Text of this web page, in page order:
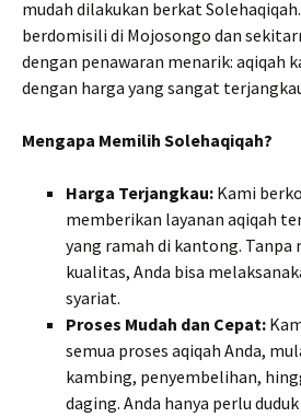
mudah dilakukan berkat
berdomisili di Mojosongo dan
dengan penawaran menarik: aqiqah
dengan harga yang sangat
Mengapa Memilih Solehaqiqah?
Harga Terjangkau: Kami
memberikan layanan aqiqah
yang ramah di kantong. Tanpa
kualitas, Anda bisa
syariat.
Proses Mudah dan Cepat:
semua proses aqiqah Anda,
kambing, penyembelihan,
daging. Anda hanya perlu